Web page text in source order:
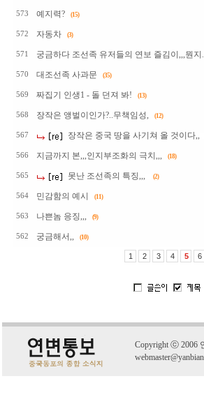
573 예지력? (15)
572 자동차 (3)
571 궁금하다 조선족 유저들의 연보 즐김이,,,뭔지
570 대조선족 사과문 (35)
569 짜집기 인생1 - 돌 던져 봐! (13)
568 장작은 앵벌이인가?..무책임성, (12)
567 장작은 중국 땅을 사기쳐 올 것이다,,
566 지금까지 본,,,인지부조화의 극치,,, (18)
565 못난 조선족의 특징,,, (2)
564 민감함의 예시 (11)
563 나쁜놈 응징,,, (9)
562 궁금해서,, (10)
1 2 3 4 5 6
Copyright ⓒ 2006